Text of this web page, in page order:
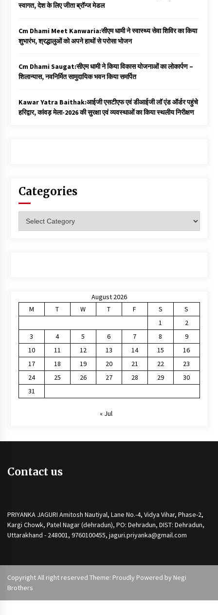
स्वागत, देश के लिए जीता ब्रॉन्ज मेडल
Cm Dhami Meet Kanwaria:सीएम धामी ने स्वास्थ्य सेवा शिविर का किया
शुभारंभ, श्रद्धालुओं को अपने हाथों से परोसा भोजन
Cm Dhami Saugat:सीएम धामी ने किया विकास योजनाओं का लोकार्पण –
शिलान्यास, नवनिर्मित सामुदायिक भवन किया समर्पित
Kawar Yatra Baithak:आईजी एसटीएफ एवं डीआईजी लॉ एंड ऑर्डर पहुंचे
हरिद्वार, कांवड़ मेला-2026 की सुरक्षा एवं व्यवस्थाओं का किया स्थलीय निरीक्षण
Categories
August 2026
M
T W T F S
S
1
2
3
4 5 6 7 8
9
10
11 12 13 14 15
16
17
18 19 20 21 22
23
24
25 26 27 28 29
30
31
« Jul
Contact us
PRIYANKA JAGURI Amitosh Nautiyal, Lane No.-4, Vidya Vihar, Phase-2,
Kargi Chowk, Patel Nagar (dehradun), PO: Dehradun, DIST: Dehradun,
Uttarakhand - 248001, 9760100455, jaguri.priyanka@gmail.com
Copyright All right reserved Theme: Proudly Powered by Negi
Brothers